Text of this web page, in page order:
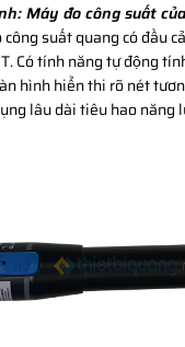
Máy đo công suất
suất quang có đầu
Có tính năng tự động
hình hiển thi rõ nét
lâu dài tiêu hao năng